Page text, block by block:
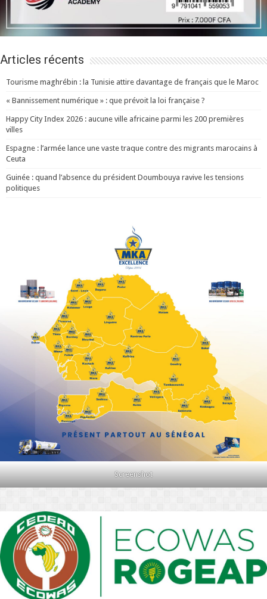
Articles récents
Tourisme maghrébin : la Tunisie attire davantage de français que le Maroc
« Bannissement numérique » : que prévoit la loi française ?
Happy City Index 2026 : aucune ville africaine parmi les 200 premières
villes
Espagne : l’armée lance une vaste traque contre des migrants marocains à
Ceuta
Guinée : quand l’absence du président Doumbouya ravive les tensions
politiques
Screenshot